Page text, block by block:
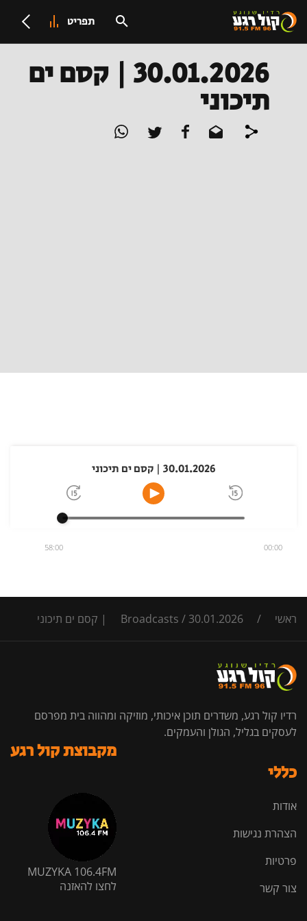
תפריט
30.01.2026 | קסם ים
תיכוני
30.01.2026 | קסם ים תיכוני
00:00
58:00
ראשי /
Broadcasts / 30.01.2026 | קסם ים תיכוני
רדיו קול רגע, משדרים תוכן איכותי, מוזיקה ומהווה בית מפרסם
לעסקים בגליל, הגולן והעמקים.
כללי
אודות
הצהרת נגישות
פרטיות
צור קשר
מקבוצת קול רגע
MUZYKA 106.4FM
לחצו להאזנה